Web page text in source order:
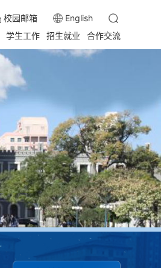
校园邮箱
English
学生工作 招生就业 合作交流